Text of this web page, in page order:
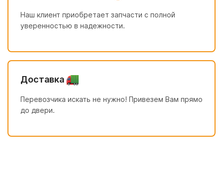
Наш клиент приобретает запчасти с полной
уверенностью в надежности.
Доставка
Перевозчика искать не нужно! Привезем Вам прямо
до двери.